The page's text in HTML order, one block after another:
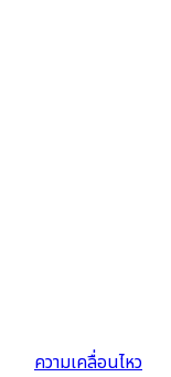
ความเคลื่อนไหว